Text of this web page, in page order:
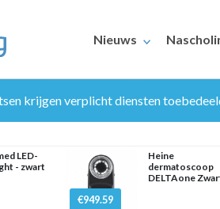
Nieuws
krijgen verplicht diensten
LED-
- zwart
€949.59
Heine
dermatoscoop
DELTAone